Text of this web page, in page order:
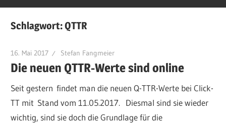
Schlagwort:QTTR
16. Mai 2017 Stefan Fangmeier
Die neuen QTTR-Werte sind online
Seit gestern findet man die neuen Q-TTR-Werte bei Click-
TT mit Stand vom 11.05.2017. Diesmal sind sie wieder
wichtig, sind sie doch die Grundlage für die